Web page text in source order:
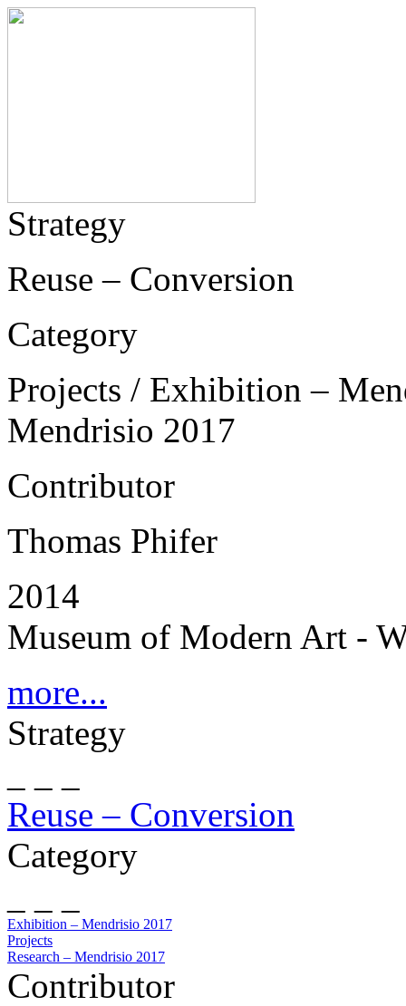
Strategy
Reuse – Conversion
Category
Projects / Exhibition –
Mendrisio 2017
Contributor
Thomas Phifer
2014
Museum of Modern Art -
more...
Strategy
Reuse – Conversion
Category
Exhibition – Mendrisio 2017
Projects
Research – Mendrisio 2017
Contributor